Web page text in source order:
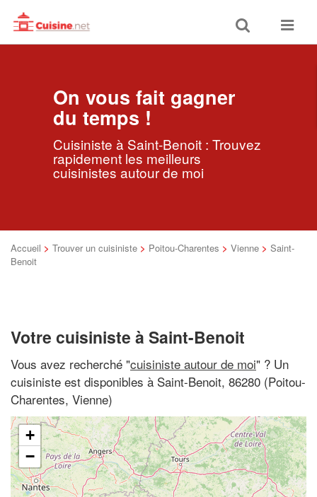
Toggle
search
Toggle
On vous fait gagner
du temps !
Cuisiniste à Saint-Benoit : Trouvez
rapidement les meilleurs
cuisinistes autour de moi
Accueil > Trouver un cuisiniste > Poitou-Charentes > Vienne > Saint-
Benoit
Votre cuisiniste à Saint-Benoit
Vous avez recherché "cuisiniste autour de moi" ? Un
cuisiniste est disponibles à Saint-Benoit, 86280 (Poitou-
Charentes, Vienne)
+
−